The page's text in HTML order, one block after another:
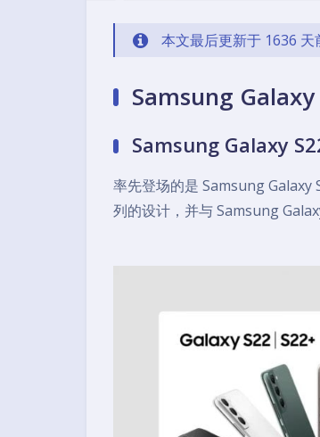
本文最后更新于 1636 天
Samsung Galaxy
Samsung Galaxy
率先登场的是 Samsung Galaxy
列的设计，并与 Samsung